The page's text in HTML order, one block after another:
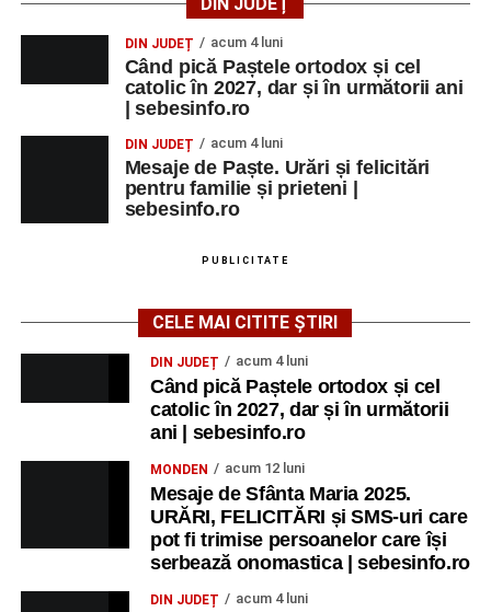
DIN JUDEȚ acum 4 luni
Când pică Paștele ortodox și cel
catolic în 2027, dar și în următorii ani
| sebesinfo.ro
DIN JUDEȚ acum 4 luni
Mesaje de Paște. Urări și felicitări
pentru familie și prieteni |
sebesinfo.ro
PUBLICITATE
CELE MAI CITITE ȘTIRI
DIN JUDEȚ acum 4 luni
Când pică Paștele ortodox și cel
catolic în 2027, dar și în următorii
ani | sebesinfo.ro
MONDEN acum 12 luni
Mesaje de Sfânta Maria 2025.
URĂRI, FELICITĂRI și SMS-uri care
pot fi trimise persoanelor care își
serbează onomastica | sebesinfo.ro
DIN JUDEȚ acum 4 luni